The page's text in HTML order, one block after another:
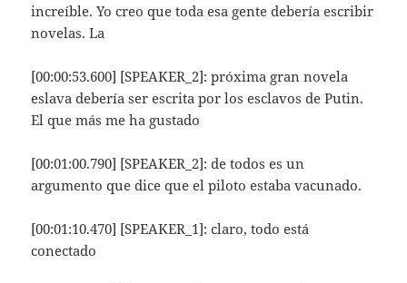
increíble. Yo creo que toda esa gente debería escribir
novelas. La
[00:00:53.600] [SPEAKER_2]: próxima gran novela
eslava debería ser escrita por los esclavos de Putin.
El que más me ha gustado
[00:01:00.790] [SPEAKER_2]: de todos es un
argumento que dice que el piloto estaba vacunado.
[00:01:10.470] [SPEAKER_1]: claro, todo está
conectado